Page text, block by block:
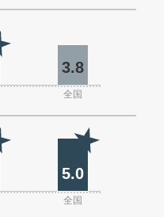
3.8
全国
5.0
全国